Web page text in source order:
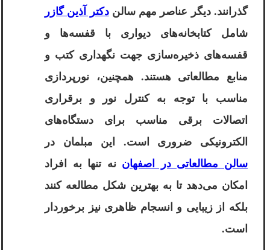
گذرانند. دیگر عناصر مهم سالندکتر آذین گازر
شامل کتابخانه‌های دیواری با قفسه‌ها و
قفسه‌های ذخیره‌سازی جهت نگهداری کتب و
منابع مطالعاتی هستند. همچنین، نورپردازی
مناسب با توجه به کنترل نور و برقراری
اتصالات برقی مناسب برای دستگاه‌های
الکترونیکی ضروری است. این مبلمان در
سالن مطالعاتی در اصفهان نه تنها به افراد
امکان می‌دهد تا به بهترین شکل مطالعه کنند
بلکه از زیبایی و انسجام ظاهری نیز برخوردار
است.